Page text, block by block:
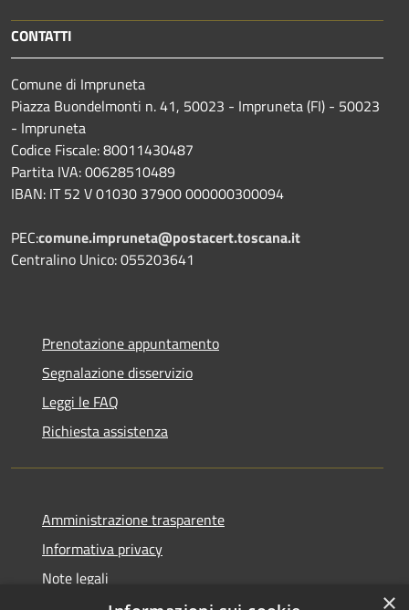
CONTATTI
Comune di Impruneta
Piazza Buondelmonti n. 41, 50023 - Impruneta (FI) - 50023
- Impruneta
Codice Fiscale: 80011430487
Partita IVA: 00628510489
IBAN: IT 52 V 01030 37900 000000300094
PEC:comune.impruneta@postacert.toscana.it
Centralino Unico: 055203641
Prenotazione appuntamento
Segnalazione disservizio
Leggi le FAQ
Richiesta assistenza
Amministrazione trasparente
Informativa privacy
Note legali
×